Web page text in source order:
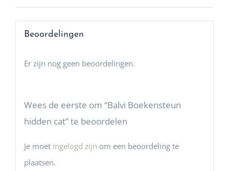
Beoordelingen
Er zijn nog geen beoordelingen.
Wees de eerste om “Balvi Boekensteun
hidden cat” te beoordelen
Je moet ingelogd zijn om een beoordeling te
plaatsen.